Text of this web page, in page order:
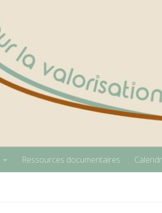
Ressources documentaires